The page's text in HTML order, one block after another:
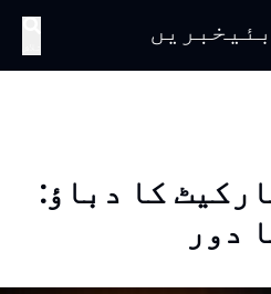
کا دباؤ:
دور